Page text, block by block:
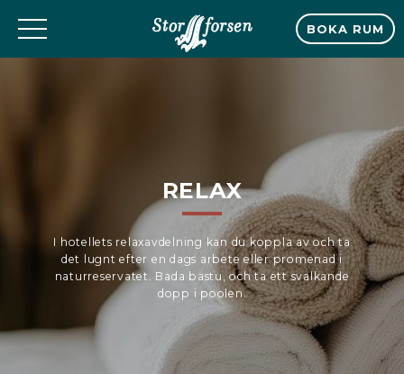
BOKA RUM
RELAX
I hotellets relaxavdelning kan du koppla av och ta
det lugnt efter en dags arbete eller promenad i
naturreservatet. Bada bastu, och ta ett svalkande
dopp i poolen.